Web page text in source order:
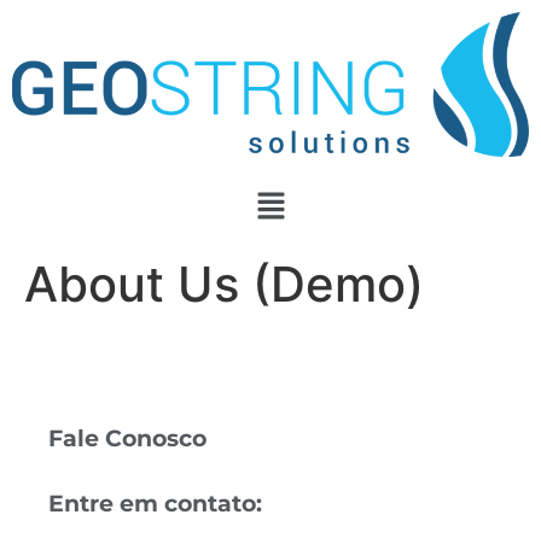
About Us (Demo)
Fale Conosco
Entre em contato: